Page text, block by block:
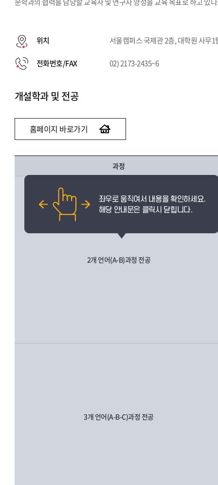
위치 서울캠퍼스 국제관 2층, 대학원 사무1
전화번호/FAX 02) 2173-2435~6
개설학과 및 전공
홈페이지 바로가기
과정
2개 언어(A-B)과정 전공
3개 언어(A-B-C)과정 전공